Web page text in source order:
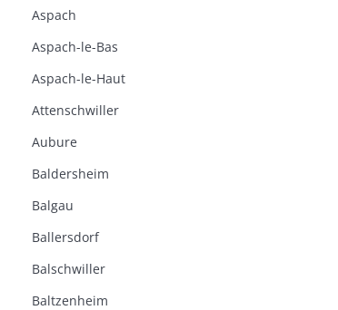
Aspach
Aspach-le-Bas
Aspach-le-Haut
Attenschwiller
Aubure
Baldersheim
Balgau
Ballersdorf
Balschwiller
Baltzenheim